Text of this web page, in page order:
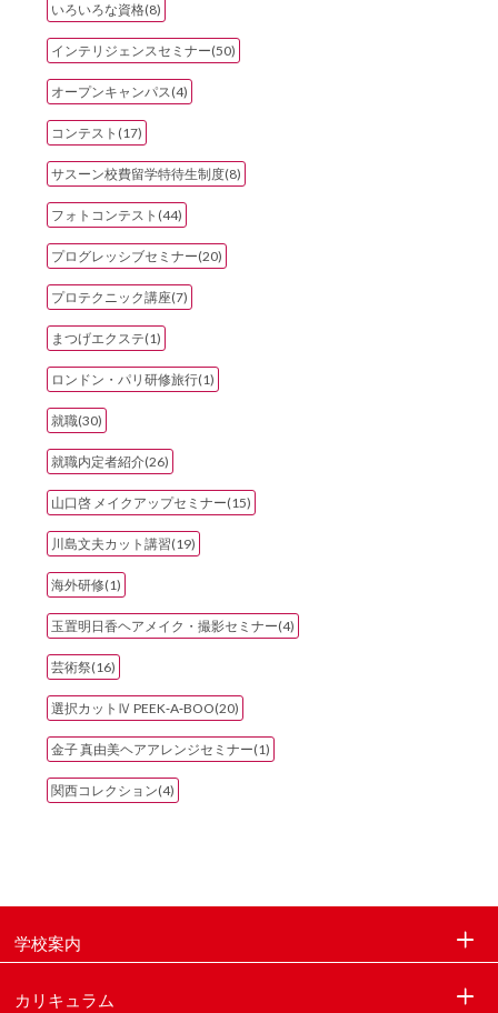
いろいろな資格(8)
インテリジェンスセミナー(50)
オープンキャンパス(4)
コンテスト(17)
サスーン校費留学特待生制度(8)
フォトコンテスト(44)
プログレッシブセミナー(20)
プロテクニック講座(7)
まつげエクステ(1)
ロンドン・パリ研修旅行(1)
就職(30)
就職内定者紹介(26)
山口啓 メイクアップセミナー(15)
川島文夫カット講習(19)
海外研修(1)
玉置明日香ヘアメイク・撮影セミナー(4)
芸術祭(16)
選択カットⅣ PEEK‐A‐BOO(20)
金子 真由美ヘアアレンジセミナー(1)
関西コレクション(4)
学校案内
カリキュラム